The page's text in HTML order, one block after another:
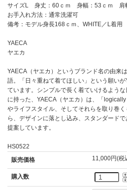
サイズL 身丈：60ｃｍ 身幅：53ｃｍ 肩
お手入れ方法：通常洗濯可
備考：モデル身長168ｃｍ、WHITE／L着用
YAECA
ヤエカ
YAECA（ヤエカ）というブランド名の由来
語。「日々重ねて着てほしい」という願い
ています。シンプルで長く着ていけるよう
に持った、YAECA（ヤエカ）は、「
やライフスタイル、そしてそれらを取り巻
ら、デザインに落とし込み、スタンダード
提案しています。
HS0522
販売価格
11,000円(税
購入数